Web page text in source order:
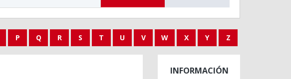
P Q R S T U V W X Y Z
INFORMACIÓN